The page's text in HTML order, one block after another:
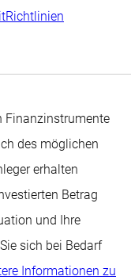
Richtlinien
Finanzinstrumente
des möglichen
erhalten
Betrag
und Ihre
sich bei Bedarf
Informationen zu